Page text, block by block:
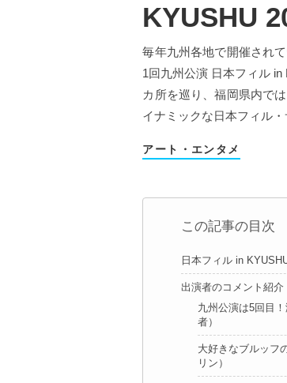
KYUSHU
毎年九州各地で開催され
1回九州公演 日本フィル
カ所を巡り、福岡県内で
イナミックな日本フィル
アート・エンタメ
この記事の目次
日本フィル in
出演者のコメント紹介
九州公演は5回目
者）
大好きなブルッフ
リン）